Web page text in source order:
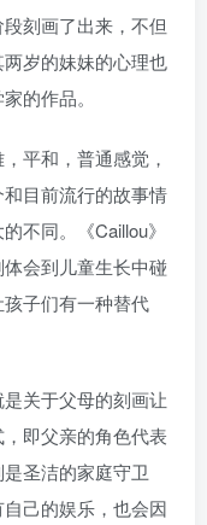
刻画了出来，不但
岁的妹妹的心理也
的作品。
平和，普通感觉，
目前流行的故事情
不同。《Caillou》
会到儿童生长中碰
子们有一种替代
关于父母的刻画让
即父亲的角色代表
圣洁的家庭守卫
己的娱乐，也会因